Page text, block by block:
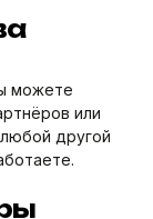
можете
или
другой